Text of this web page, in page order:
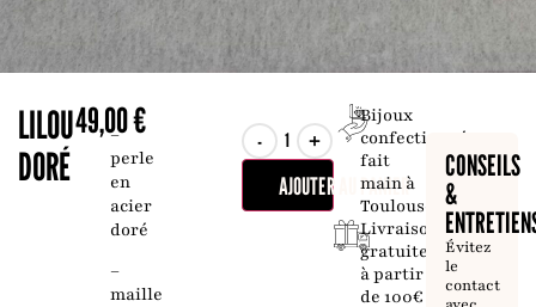
LILOU
DORÉ
49,00€
–
perle
en
acier
doré
–
maille
- +
AJOUTER AU PANIER
Bijoux
confectionnés
fait
main à
Toulouse
Livraison
gratuite
à partir
de 100€
CONSEILS
&
Évitez
le
contact